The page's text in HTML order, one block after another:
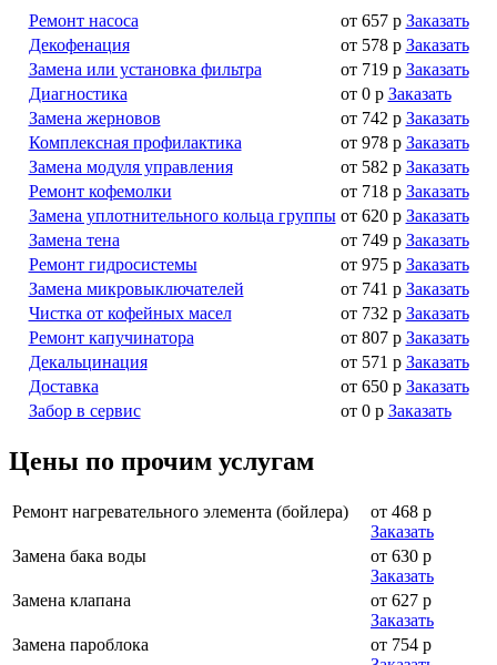
Ремонт насоса от 657 р Заказать
Декофенация
от 578 р Заказать
Замена или установка фильтра
от 719 р Заказать
Диагностика
от 0 р Заказать
Замена жерновов
от 742 р Заказать
Комплексная профилактика
от 978 р Заказать
Замена модуля управления
от 582 р Заказать
Ремонт кофемолки
от 718 р Заказать
Замена уплотнительного кольца группы от 620 р Заказать
Замена тена
от 749 р Заказать
Ремонт гидросистемы
от 975 р Заказать
Замена микровыключателей
от 741 р Заказать
Чистка от кофейных масел
от 732 р Заказать
Ремонт капучинатора
от 807 р Заказать
Декальцинация
от 571 р Заказать
Доставка
от 650 р Заказать
Забор в сервис
от 0 р Заказать
Цены по прочим услугам
Ремонт нагревательного элемента (бойлера)
от 468 р
Заказать
Замена бака воды
от 630 р
Заказать
Замена клапана
от 627 р
Заказать
Замена пароблока
от 754 р